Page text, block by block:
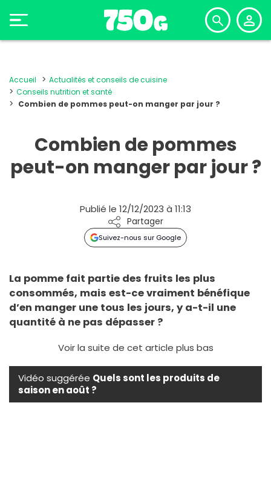
Accueil
Actualités et conseils de cuisine
Conseils nutrition et santé
Combien de pommes peut-on manger par jour ?
Combien de pommes
peut-on manger par jour ?
Publié le 12/12/2023 à 11:13
Partager
Suivez-nous sur Google
La pomme fait partie des fruits les plus
consommés, mais est-ce vraiment bénéfique
d’en manger une tous les jours, y a-t-il une
quantité à ne pas dépasser ?
Voir la suite de cet article plus bas
Vidéo suggérée Quels sont les produits de
saison en août ?